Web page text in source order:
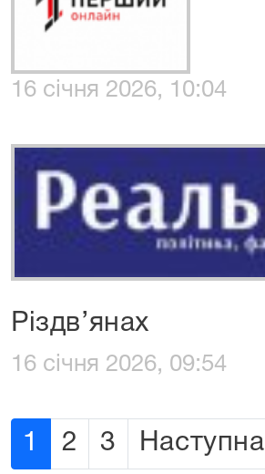
16 січня 2026, 10:04
Різдв’янах
16 січня 2026, 09:54
1 2 3 Наступна